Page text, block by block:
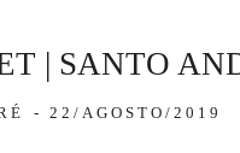
22/AGOSTO/2019
| SANTO